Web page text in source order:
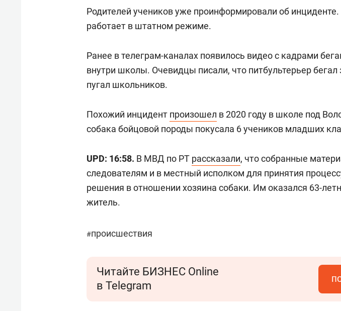
Родителей учеников уже проинформировали об
работает в штатном режиме.
Ранее в телеграм-каналах появилось видео с кадрами
внутри школы. Очевидцы писали, что питбультерьер бегал
пугал школьников.
Похожий инцидент произошел в 2020 году в школе под
собака бойцовой породы покусала 6 учеников младших
UPD: 16:58. В МВД по РТ рассказали, что собранные
следователям и в местный исполком для принятия
решения в отношении хозяина собаки. Им оказался 63-
житель.
#происшествия
Читайте БИЗНЕС Online
в Telegram